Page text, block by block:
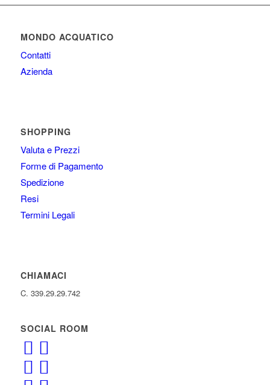
MONDO ACQUATICO
Contatti
Azienda
SHOPPING
Valuta e Prezzi
Forme di Pagamento
Spedizione
Resi
Termini Legali
CHIAMACI
C. 339.29.29.742
SOCIAL ROOM